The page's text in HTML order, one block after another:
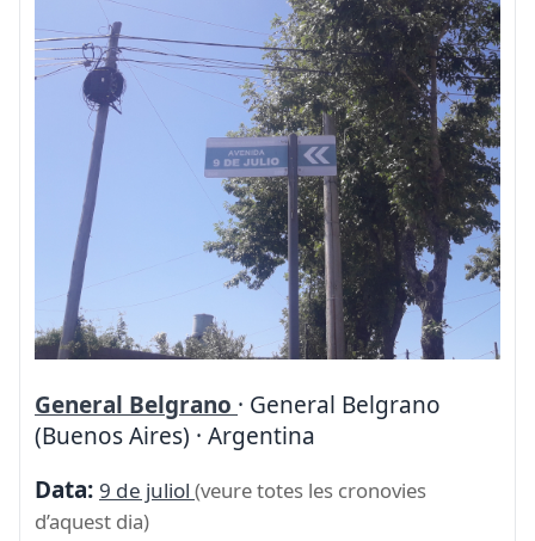
General Belgrano · General Belgrano
(Buenos Aires) · Argentina
Data: 9 de juliol (veure totes les cronovies
d’aquest dia)